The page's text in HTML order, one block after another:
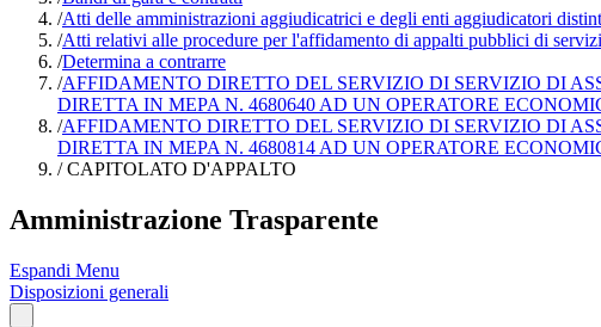
/Atti delle amministrazioni aggiudicatrici e degli enti aggiudicatori
/Atti relativi alle procedure per l'affidamento di appalti pubblici di
/Determina a contrarre
/AFFIDAMENTO DIRETTO DEL SERVIZIO DI SERVIZIO DI
DIRETTA IN MEPA N. 4680640 AD UN OPERATORE
/AFFIDAMENTO DIRETTO DEL SERVIZIO DI SERVIZIO DI
DIRETTA IN MEPA N. 4680814 AD UN OPERATORE
/CAPITOLATO D'APPALTO
Amministrazione Trasparente
Espandi Menu
Disposizioni generali